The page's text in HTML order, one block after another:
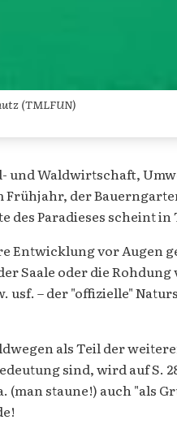
(TMLFUN)
und Waldwirtschaft,
Frühjahr, der
Paradieses scheint in
Entwicklung vor Augen
Saale oder die
– der "offizielle"
als Teil der
sind, wird auf S.
staune!) auch "als